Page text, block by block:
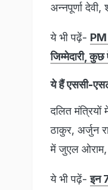
अन्नपूर्णा देवी,
ये भी पढ़ें-
जिम्मेदारी,
ये हैं एससी-
दलित
ठाकुर, अर्जुन
में जुएल ओराम,
ये भी पढ़ें-इन